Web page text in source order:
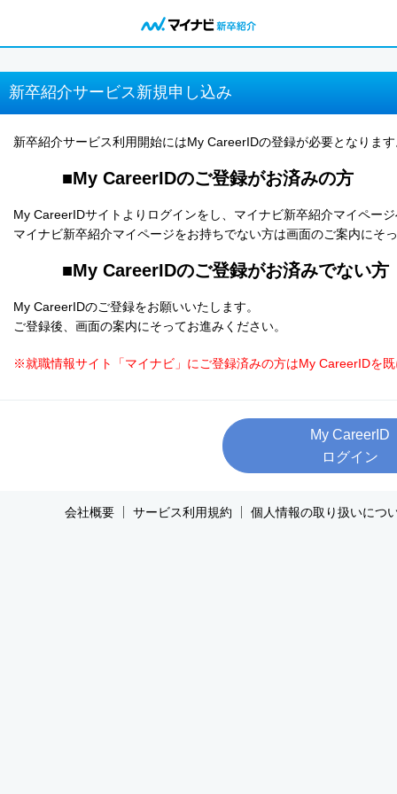
新卒紹介サービス新規申し込み
新卒紹介サービス利用開始にはMy CareerIDの登録が必要となりま
■My CareerIDのご登録がお済みの方
My CareerIDサイトよりログインをし、マイナビ新卒紹介マイペー
マイナビ新卒紹介マイページをお持ちでない方は画面のご案内にそ
■My CareerIDのご登録がお済みでない方
My CareerIDのご登録をお願いいたします。
ご登録後、画面の案内にそってお進みください。
※就職情報サイト「マイナビ」にご登録済みの方はMy CareerIDを
My CareerID
ログイン
会社概要 サービス利用規約 個人情報の取り扱いにつ